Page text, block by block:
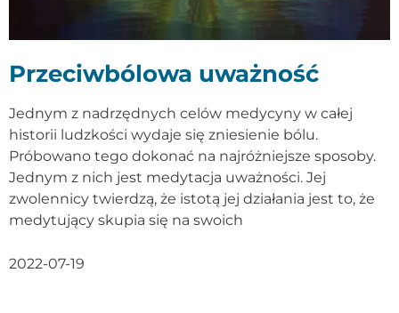
Przeciwbólowa uważność
Jednym z nadrzędnych celów medycyny w całej
historii ludzkości wydaje się zniesienie bólu.
Próbowano tego dokonać na najróżniejsze sposoby.
Jednym z nich jest medytacja uważności. Jej
zwolennicy twierdzą, że istotą jej działania jest to, że
medytujący skupia się na swoich
2022-07-19